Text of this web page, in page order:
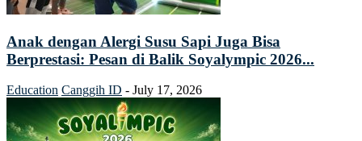
Anak dengan Alergi Susu Sapi Juga Bisa
Berprestasi: Pesan di Balik Soyalympic 2026...
Education Canggih ID - July 17, 2026